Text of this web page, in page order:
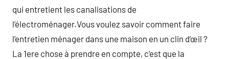
qui entretient les canalisations de
l’électroménager.Vous voulez savoir comment faire
l’entretien ménager dans une maison en un clin d’œil ?
La 1ere chose à prendre en compte, c’est que la